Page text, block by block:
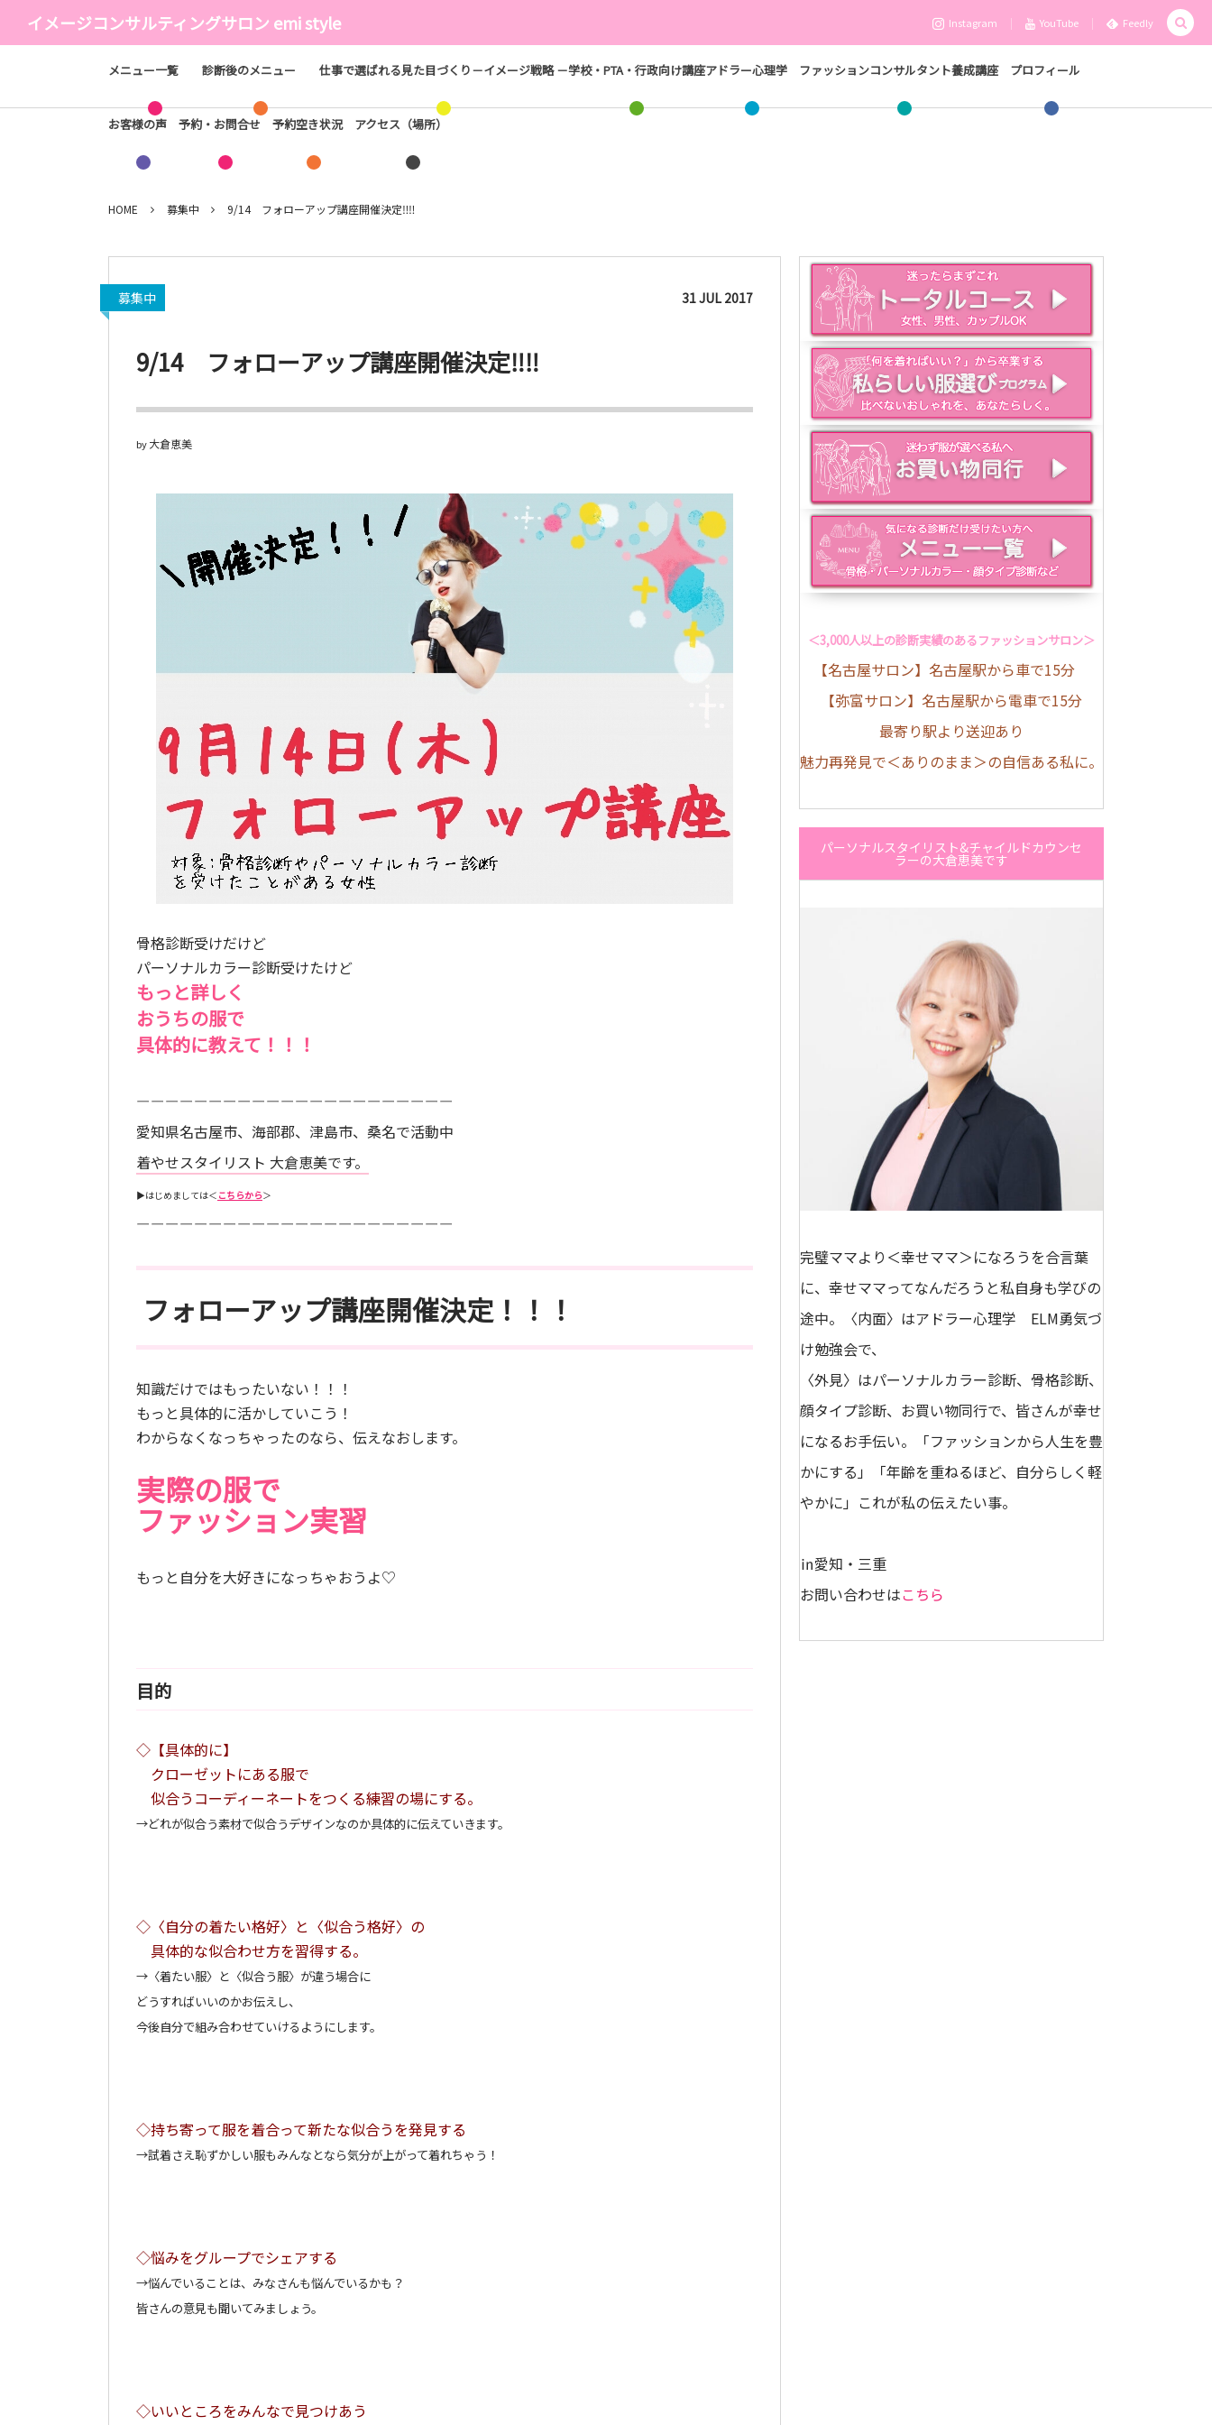
イメージコンサルティングサロン emi style Instagram YouTube Feedly
メニュー一覧 診断後のメニュー 仕事で選ばれる見た目づくり－イメージ戦略 －学校・PTA・行政向け講座アドラー心理学 ファッションコンサルタント養成講座 プロフィール
お客様の声 予約・お問合せ 予約空き状況 アクセス（場所）
HOME 募集中 9/14 フォローアップ講座開催決定‼‼
募集中 31JUL 2017
9/14 フォローアップ講座開催決定‼‼
by大倉恵美
骨格診断受けだけど
パーソナルカラー診断受けたけど
もっと詳しく
おうちの服で
具体的に教えて！！！
ーーーーーーーーーーーーーーーーーーーーーー
愛知県名古屋市、海部郡、津島市、桑名で活動中
着やせスタイリスト 大倉恵美です。
▶︎はじめましては＜ こちらから＞
ーーーーーーーーーーーーーーーーーーーーーー
フォローアップ講座開催決定！！！
知識だけではもったいない！！！
もっと具体的に活かしていこう！
わからなくなっちゃったのなら、伝えなおします。
実際の服で
ファッション実習
もっと自分を大好きになっちゃおうよ♡
目的
◇ 【具体的に】
クローゼットにある服で
似合うコーディーネートをつくる練習の場にする。
→どれが似合う素材で似合うデザインなのか具体的に伝えていきます。
◇〈自分の着たい格好〉と〈似合う格好〉の
具体的な似合わせ方を習得する。
→〈着たい服〉と〈似合う服〉が違う場合に
どうすればいいのかお伝えし、
今後自分で組み合わせていけるようにします。
◇持ち寄って服を着合って新たな似合うを発見する
→試着さえ恥ずかしい服もみんなとなら気分が上がって着れちゃう！
◇悩みをグループでシェアする
→悩んでいることは、みなさんも悩んでいるかも？
皆さんの意見も聞いてみましょう。
◇いいところをみんなで見つけあう
＜3,000人以上の診断実績のあるファッションサロン＞
【名古屋サロン】名古屋駅から車で15分
【弥富サロン】名古屋駅から電車で15分
最寄り駅より送迎あり
魅力再発見で＜ありのまま＞の自信ある私に。
パーソナルスタイリスト&チャイルドカウンセ
ラーの大倉恵美です
完璧ママより＜幸せママ＞になろうを合言葉
に、幸せママってなんだろうと私自身も学びの
途中。〈内面〉はアドラー心理学 ELM勇気づ
け勉強会で、
〈外見〉はパーソナルカラー診断、骨格診断、
顔タイプ診断、お買い物同行で、皆さんが幸せ
になるお手伝い。「ファッションから人生を豊
かにする」「年齢を重ねるほど、自分らしく軽
やかに」これが私の伝えたい事。
㏌愛知・三重
お問い合わせはこちら